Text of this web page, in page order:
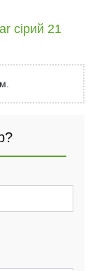
сірий 21